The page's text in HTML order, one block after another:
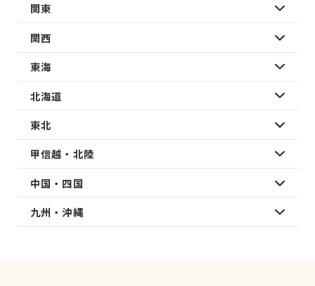
関東
関西
東海
北海道
東北
甲信越・北陸
中国・四国
九州・沖縄